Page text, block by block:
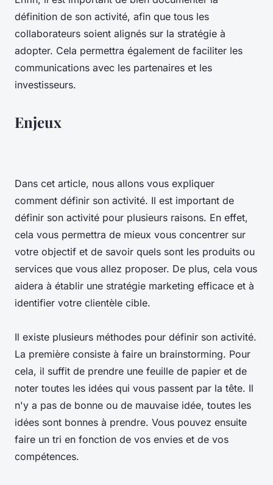
définition de son activité, afin que tous les
collaborateurs soient alignés sur la stratégie à
adopter. Cela permettra également de faciliter les
communications avec les partenaires et les
investisseurs.
Enjeux
Dans cet article, nous allons vous expliquer
comment définir son activité. Il est important de
définir son activité pour plusieurs raisons. En effet,
cela vous permettra de mieux vous concentrer sur
votre objectif et de savoir quels sont les produits ou
services que vous allez proposer. De plus, cela vous
aidera à établir une stratégie marketing efficace et à
identifier votre clientèle cible.
Il existe plusieurs méthodes pour définir son activité.
La première consiste à faire un brainstorming. Pour
cela, il suffit de prendre une feuille de papier et de
noter toutes les idées qui vous passent par la tête. Il
n'y a pas de bonne ou de mauvaise idée, toutes les
idées sont bonnes à prendre. Vous pouvez ensuite
faire un tri en fonction de vos envies et de vos
compétences.